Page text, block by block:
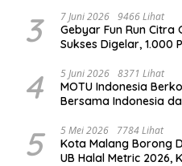
3 7 Juni 2026 9466 Lihat
Gebyar Fun Run Citra
Sukses Digelar, 1.000
4 5 Juni 2026 8371 Lihat
MOTU Indonesia
Bersama Indonesia
5 5 Mei 2026 7784 Lihat
Kota Malang Borong
UB Halal Metric 2026,